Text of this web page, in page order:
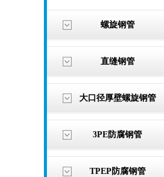
螺旋钢管
直缝钢管
大口径厚壁螺旋钢管
3PE防腐钢管
TPEP防腐钢管